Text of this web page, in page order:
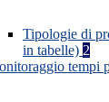
Tipologie di
in tabelle) 2
tempi